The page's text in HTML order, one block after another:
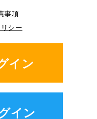
事項
シー
イン
イン